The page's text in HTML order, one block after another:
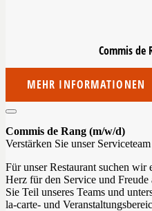
Commis de
MEHR INFORMATIONEN
Commis de Rang (m/w/d)
Verstärken Sie unser
Für unser Restaurant suchen
Herz für den Service und
Sie Teil unseres Teams und
la-carte- und